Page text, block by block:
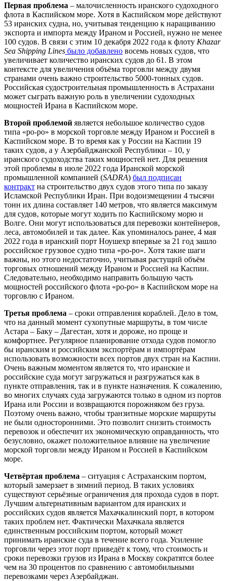
Первая проблема – малочисленность иранского судоходного
флота в Каспийском море. Хотя в Каспийском море действуют
53 иранских судна, но, учитывая тенденцию к наращиванию
экспорта и импорта между Ираном и Россией, нужно не менее
100 судов. В связи с этим 10 декабря 2022 года к флоту Khazar
Sea Shipping Lines было добавлено восемь новых судов, что
увеличивает количество иранских судов до 61. В этом
контексте для увеличения объёма торговли между двумя
странами очень важно строительство 5000-тонных судов.
Российская судостроительная промышленность в Астрахани
может сыграть важную роль в увеличении судоходных
мощностей Ирана в Каспийском море.
Второй проблемой является небольшое количество судов
типа «ро-ро» в морской торговле между Ираном и Россией в
Каспийском море. В то время как у России на Каспии 19
таких судов, а у Азербайджанской Республики – 10, у
иранского судоходства таких мощностей нет. Для решения
этой проблемы в июле 2022 года Иранской морской
промышленной компанией (SADRA) был подписан
контракт на строительство двух судов этого типа по заказу
Исламской Республики Иран. При водоизмещении 4 тысячи
тонн их длина составляет 140 метров, что является максимум
для судов, которые могут ходить по Каспийскому морю и
Волге. Они могут использоваться для перевозки контейнеров,
леса, автомобилей и так далее. Как упоминалось ранее, 4 мая
2022 года в иранский порт Ноушехр впервые за 21 год зашло
российское грузовое судно типа «ро-ро». Хотя такие шаги
важны, но этого недостаточно, учитывая растущий объём
торговых отношений между Ираном и Россией на Каспии.
Следовательно, необходимо направить большую часть
мощностей российского флота «ро-ро» в Каспийском море на
торговлю с Ираном.
Третья проблема – сроки отправления кораблей. Дело в том,
что на данный момент сухопутные маршруты, в том числе
Астара – Баку – Дагестан, хотя и дороже, но проще и
комфортнее. Регулярное планирование отхода судов помогло
бы иранским и российским экспортёрам и импортёрам
использовать возможности всех портов двух стран на Каспии.
Очень важным моментом является то, что иранские и
российские суда могут загружаться и разгружаться как в
пункте отправления, так и в пункте назначения. К сожалению,
во многих случаях суда загружаются только в одном из портов
Ирана или России и возвращаются порожняком без груза.
Поэтому очень важно, чтобы транзитные морские маршруты
не были односторонними. Это позволит снизить стоимость
перевозок и обеспечит их экономическую оправданность, что
безусловно, окажет положительное влияние на увеличение
морской торговли между Ираном и Россией в Каспийском
море.
Четвёртая проблема – ситуация с Астраханским портом,
который замерзает в зимний период. В таких условиях
существуют серьёзные ограничения для прохода судов в порт.
Лучшим альтернативным вариантом для иранских и
российских судов является Махачкалинский порт, в котором
таких проблем нет. Фактически Махачкала является
единственным российским портом, который может
принимать иранские суда в течение всего года. Усиление
торговли через этот порт приведёт к тому, что стоимость и
сроки перевозки грузов из Ирана в Москву сократятся более
чем на 30 процентов по сравнению с автомобильными
перевозками через Азербайджан.